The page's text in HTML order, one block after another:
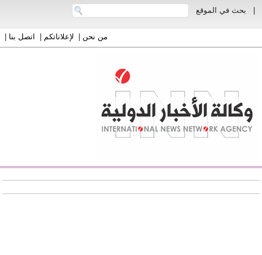
بحث في الموقع
من نحن| لإعلاناتكم| اتصل بنا|